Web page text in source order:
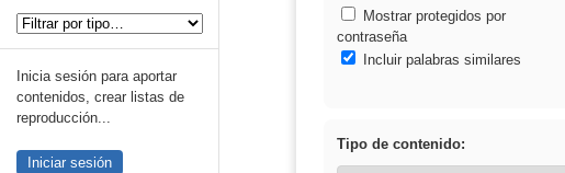
Inicia sesión para aportar
contenidos, crear listas de
reproducción...
Iniciar sesión
Mostrar protegidos por
contraseña
Incluir palabras similares
Tipo de contenido: